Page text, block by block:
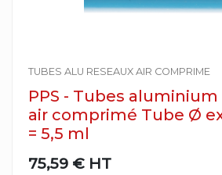
TUBES ALU RESEAUX AIR COMPRIME
PPS - Tubes
air comprimé Tube Ø
= 5,5 ml
75,59 € HT